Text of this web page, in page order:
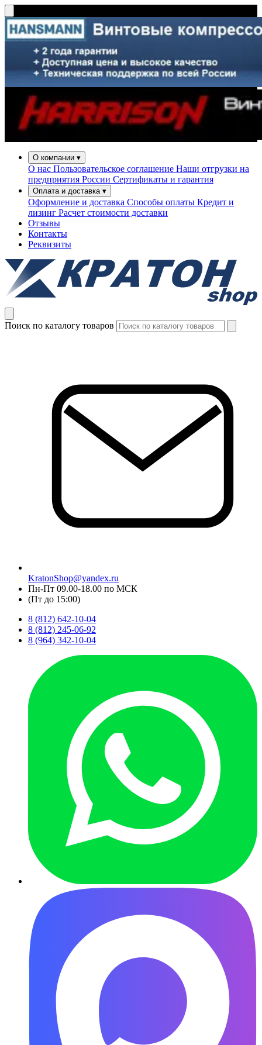
О компании ▾
О нас Пользовательское соглашение Наши отгрузки на
предприятия России Сертификаты и гарантия
Оплата и доставка ▾
Оформление и доставка Способы оплаты Кредит и
лизинг Расчет стоимости доставки
Отзывы
Контакты
Реквизиты
Поиск по каталогу товаров
KratonShop@yandex.ru
Пн-Пт 09.00-18.00 по МСК
(Пт до 15:00)
8 (812) 642-10-04
8 (812) 245-06-92
8 (964) 342-10-04